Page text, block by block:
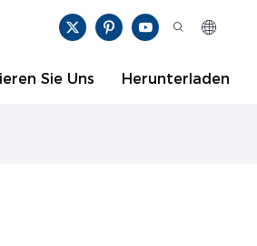
Sie Uns Herunterladen